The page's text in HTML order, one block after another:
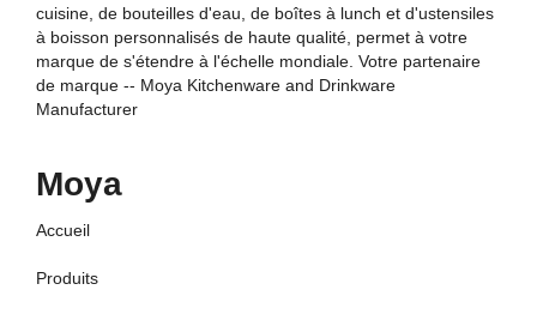
cuisine, de bouteilles d'eau, de boîtes à lunch et d'ustensiles
à boisson personnalisés de haute qualité, permet à votre
marque de s'étendre à l'échelle mondiale. Votre partenaire
de marque -- Moya Kitchenware and Drinkware
Manufacturer
Moya
Accueil
Produits